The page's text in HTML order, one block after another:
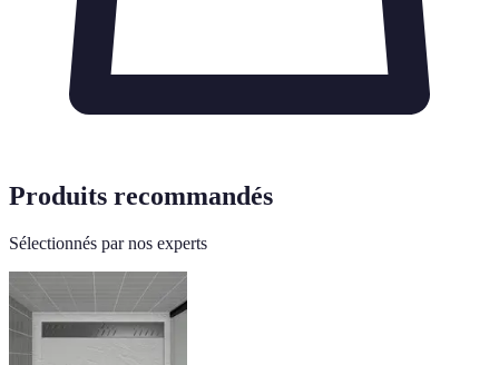
Produits recommandés
Sélectionnés par nos experts